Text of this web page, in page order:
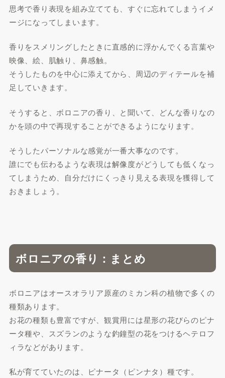
思考で香り表現を組み立てても、すぐに忘れてしまうイメ
ージになってしまいます。
香りをスメリングしたときに直感的に浮かんでくる言葉や
映像、絵、肌触り、鼻感触。
そうしたものを中心に添えてから、周辺のディテールを補
足していきます。
そうすると、ボロニアの香り、と聞いて、どんな香りなの
かを頭の中で再現することができるようになります。
そうしたパーソナルな感覚が一番大事なのです。
誰にでも伝わるような表現は解像度がどうしても低くなっ
てしまうため、自分だけにくっきり見える表現を獲得して
おきましょう。
ボロニアの香り：まとめ
ボロニアはオースオラリア原産のミカン科の植物で多くの
種類あります。
お花の種類も豊富ですが、観賞用には星形の花びらのピナ
ータ種や、スズランのような釣鐘型の花をつけるヘテロフ
ィラなどがあります。
私が育てていたのは、ピナータ（ピンナタ）種です。